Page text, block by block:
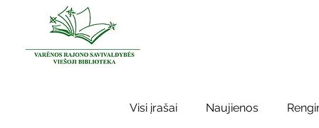
Visi įrašai Naujienos